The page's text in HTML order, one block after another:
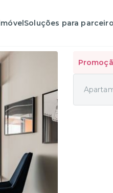
Soluções para